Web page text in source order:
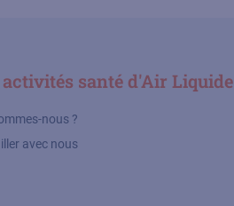
activités santé d'Air Liquide
nous ?
avec nous